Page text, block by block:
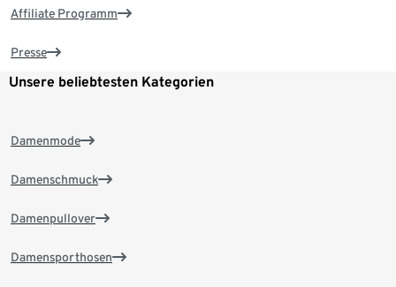
Affiliate Programm
Presse
Unsere beliebtesten Kategorien
Damenmode
Damenschmuck
Damenpullover
Damensporthosen